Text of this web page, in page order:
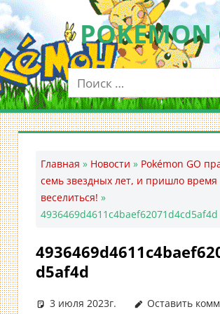
Перейти
к
содержимомуPOKEMON
Мобильное
приложение
для
ловли
Главная » Новости » Pokémon GO
семь звездных лет, и пришло время
веселиться! »
4936469d4611c4baef62071d4cd5af4d
d5af4d
3 июля 2023г. Оставить